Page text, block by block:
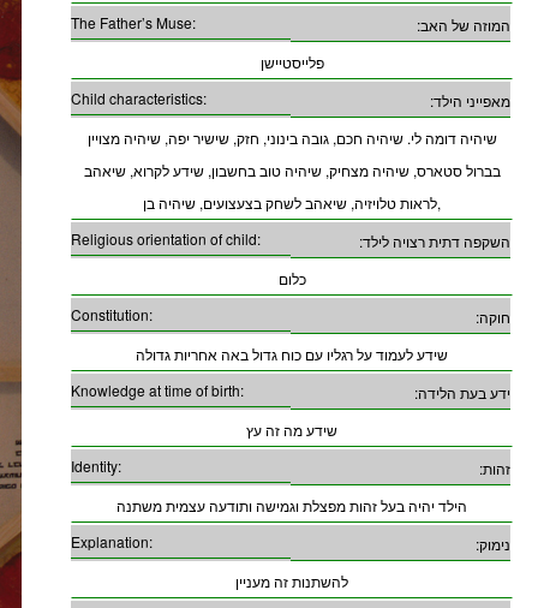
The Father’s Muse:
המוזה של האב:
פלייסטיישן
Child characteristics:
מאפייני הילד:
שיהיה דומה לי. שיהיה חכם, גובה בינוני, חזק, שישיר יפה, שיהיה מצויין
בברול סטארס, שיהיה מצחיק, שיהיה טוב בחשבון, שידע לקרוא, שיאהב
לראות טלויזיה, שיאהב לשחק בצעצועים, שיהיה בן,
Religious orientation of child:
השקפה דתית רצויה לילד:
כלום
Constitution:
חוקה:
שידע לעמוד על רגליו עם כוח גדול באה אחריות גדולה
Knowledge at time of birth:
ידע בעת הלידה:
שידע מה זה עץ
Identity:
זהות:
הילד יהיה בעל זהות מפצלת וגמישה ותודעה עצמית משתנה
Explanation:
נימוק:
להשתנות זה מעניין